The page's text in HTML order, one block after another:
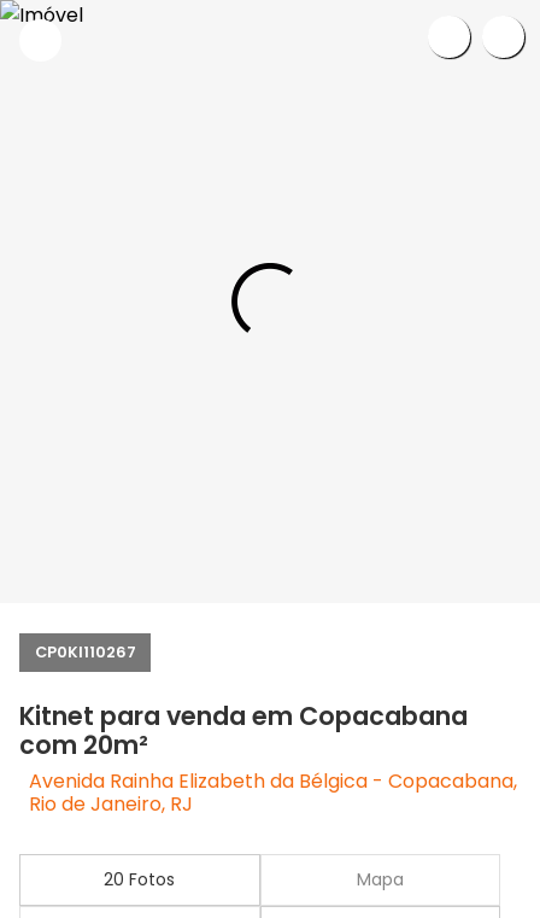
CP0KI110267
Kitnet para venda em Copacabana
com 20m²
Avenida Rainha Elizabeth da Bélgica - Copacabana,
Rio de Janeiro, RJ
20 Fotos Mapa